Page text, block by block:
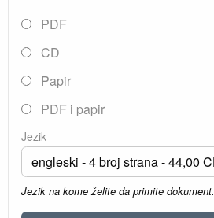
PDF
CD
Papir
PDF i papir
Jezik
Jezik na kome želite da primite dokument.